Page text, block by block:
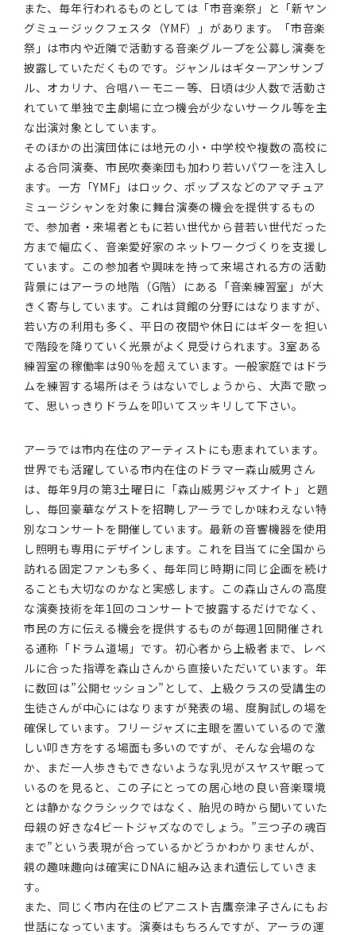
また、毎年行われるものとしては「市音楽祭」と「新ヤン
グミュージックフェスタ（YMF）」があります。「市音楽
祭」は市内や近隣で活動する音楽グループを公募し演奏を
披露していただくものです。ジャンルはギターアンサンブ
ル、オカリナ、合唱ハーモニー等、日頃は少人数で活動さ
れていて単独で主劇場に立つ機会が少ないサークル等を主
な出演対象としています。
そのほかの出演団体には地元の小・中学校や複数の高校に
よる合同演奏、市民吹奏楽団も加わり若いパワーを注入し
ます。一方「YMF」はロック、ポップスなどのアマチュア
ミュージシャンを対象に舞台演奏の機会を提供するもの
で、参加者・来場者ともに若い世代から昔若い世代だった
方まで幅広く、音楽愛好家のネットワークづくりを支援し
ています。この参加者や興味を持って来場される方の活動
背景にはアーラの地階（G階）にある「音楽練習室」が大
きく寄与しています。これは貸館の分野にはなりますが、
若い方の利用も多く、平日の夜間や休日にはギターを担い
で階段を降りていく光景がよく見受けられます。3室ある
練習室の稼働率は90％を超えています。一般家庭ではドラ
ムを練習する場所はそうはないでしょうから、大声で歌っ
て、思いっきりドラムを叩いてスッキリして下さい。
アーラでは市内在住のアーティストにも恵まれています。
世界でも活躍している市内在住のドラマー森山威男さん
は、毎年9月の第3土曜日に「森山威男ジャズナイト」と題
し、毎回豪華なゲストを招聘しアーラでしか味わえない特
別なコンサートを開催しています。最新の音響機器を使用
し照明も専用にデザインします。これを目当てに全国から
訪れる固定ファンも多く、毎年同じ時期に同じ企画を続け
ることも大切なのかなと実感します。この森山さんの高度
な演奏技術を年1回のコンサートで披露するだけでなく、
市民の方に伝える機会を提供するものが毎週1回開催され
る通称「ドラム道場」です。初心者から上級者まで、レベ
ルに合った指導を森山さんから直接いただいています。年
に数回は”公開セッション”として、上級クラスの受講生の
生徒さんが中心にはなりますが発表の場、度胸試しの場を
確保しています。フリージャズに主眼を置いているので激
しい叩き方をする場面も多いのですが、そんな会場のな
か、まだ一人歩きもできないような乳児がスヤスヤ眠って
いるのを見ると、この子にとっての居心地の良い音楽環境
とは静かなクラシックではなく、胎児の時から聞いていた
母親の好きな4ビートジャズなのでしょう。”三つ子の魂百
まで”という表現が合っているかどうかわかりませんが、
親の趣味趣向は確実にDNAに組み込まれ遺伝していきま
す。
また、同じく市内在住のピアニスト吉鷹奈津子さんにもお
世話になっています。演奏はもちろんですが、アーラの運